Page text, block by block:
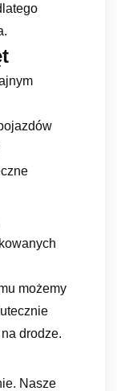
możemy
drodze.
Nasze